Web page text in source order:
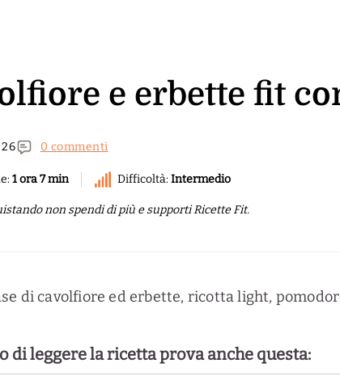
e erbette fit
0 commenti
1 ora 7 min Difficoltà:Intermedio
non spendi di più e supporti Ricette Fit.
di cavolfiore ed erbette, ricotta light,
di leggere la ricetta prova anche questa: